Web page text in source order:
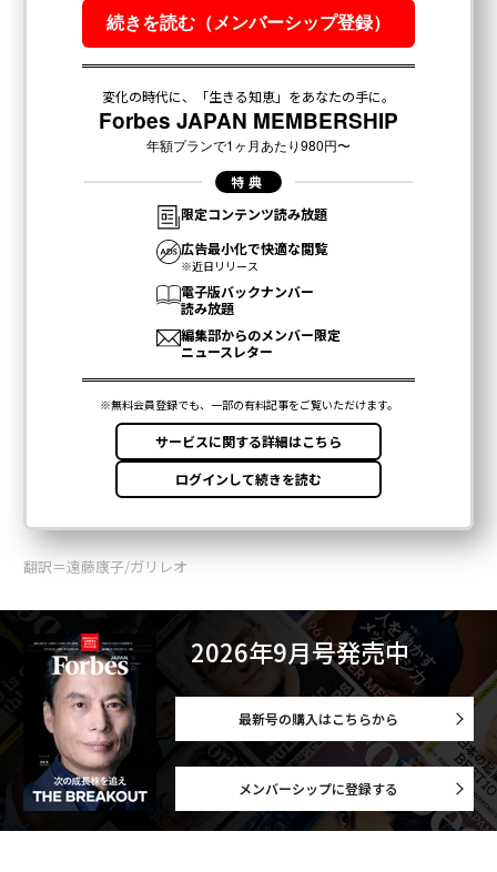
翻訳＝遠藤康子/ガリレオ
2026年9月号発売中
最新号の購入はこちらから
メンバーシップに登録する